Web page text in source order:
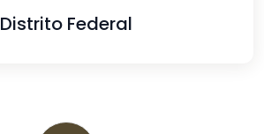
Distrito Federal